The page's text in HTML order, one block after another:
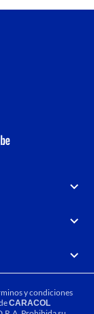
youtube-
y condiciones
CARACOL